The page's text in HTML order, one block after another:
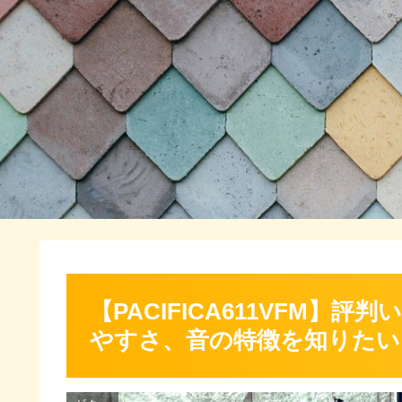
【PACIFICA611VFM】評判
やすさ、音の特徴を知りた